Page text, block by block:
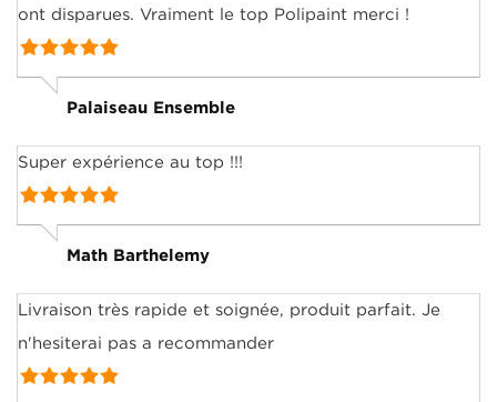
ont disparues. Vraiment le top Polipaint merci !
Palaiseau Ensemble
Super expérience au top !!!
Math Barthelemy
Livraison très rapide et soignée, produit parfait. Je
n'hesiterai pas a recommander